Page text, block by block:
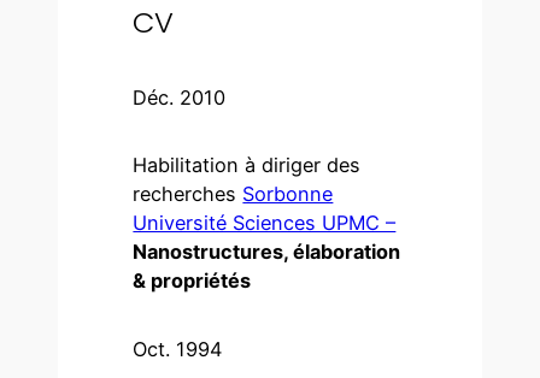
CV
Déc. 2010
Habilitation à diriger des
recherches Sorbonne
Université Sciences UPMC –
Nanostructures, élaboration
& propriétés
Oct. 1994